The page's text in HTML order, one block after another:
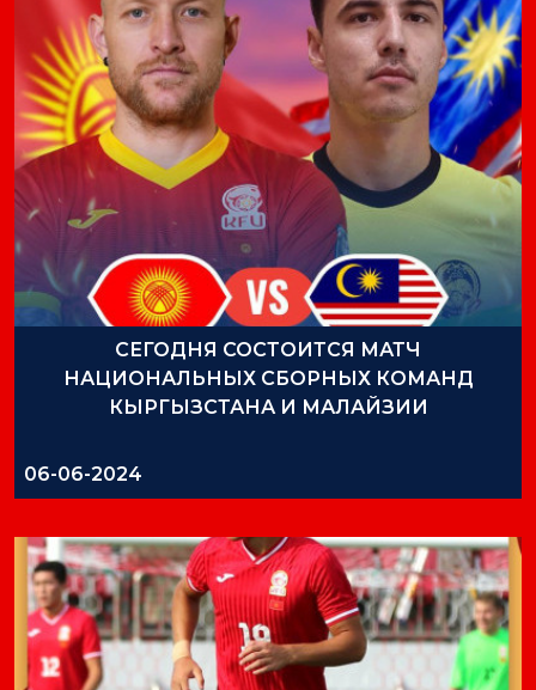
СЕГОДНЯ СОСТОИТСЯ МАТЧ
НАЦИОНАЛЬНЫХ СБОРНЫХ КОМАНД
КЫРГЫЗСТАНА И МАЛАЙЗИИ
06-06-2024